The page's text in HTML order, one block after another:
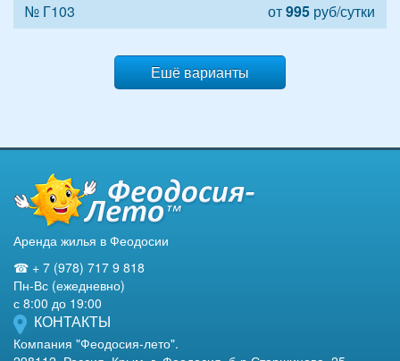
№ Г103 от995 руб/сутки
Ешё варианты
Аренда жилья в Феодосии
☎ + 7 (978) 717 9 818
Пн-Вс (ежедневно)
с 8:00 до 19:00
КОНТАКТЫ
Компания "Феодосия-лето".